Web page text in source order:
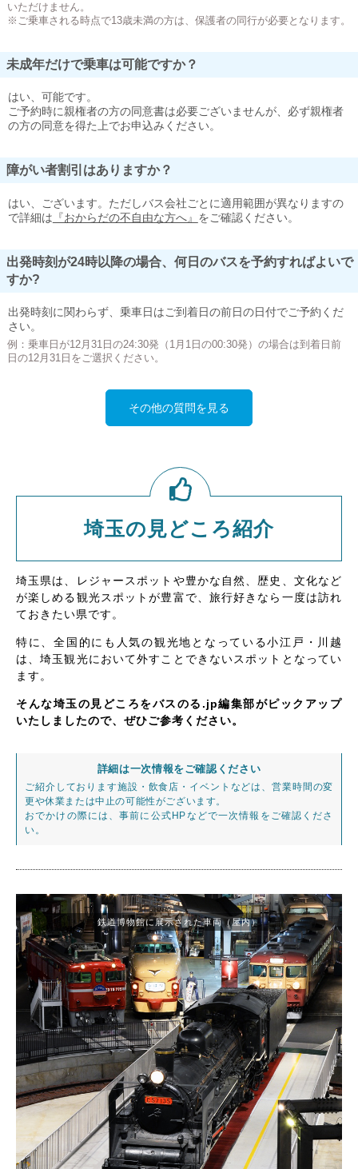
いただけません。
※ご乗車される時点で13歳未満の方は、保護者の同行が必要となります。
未成年だけで乗車は可能ですか？
はい、可能です。
ご予約時に親権者の方の同意書は必要ございませんが、必ず親権者
の方の同意を得た上でお申込みください。
障がい者割引はありますか？
はい、ございます。ただしバス会社ごとに適用範囲が異なりますの
で詳細は 『おからだの不自由な方へ』 をご確認ください。
出発時刻が24時以降の場合、何日のバスを予約すればよいで
すか?
出発時刻に関わらず、乗車日はご到着日の前日の日付でご予約くだ
さい。
例：乗車日が12月31日の24:30発（1月1日の00:30発）の場合は到着日前
日の12月31日をご選択ください。
その他の質問を見る
埼玉の見どころ紹介
埼玉県は、レジャースポットや豊かな自然、歴史、文化など
が楽しめる観光スポットが豊富で、旅行好きなら一度は訪れ
ておきたい県です。
特に、全国的にも人気の観光地となっている小江戸・川越
は、埼玉観光において外すことできないスポットとなってい
ます。
そんな埼玉の見どころをバスのる.jp編集部がピックアップ
いたしましたので、ぜひご参考ください。
詳細は一次情報をご確認ください
ご紹介しております施設・飲食店・イベントなどは、営業時間の変
更や休業または中止の可能性がございます。
おでかけの際には、事前に公式HPなどで一次情報をご確認くださ
い。
鉄道博物館に展示された車両（屋内）